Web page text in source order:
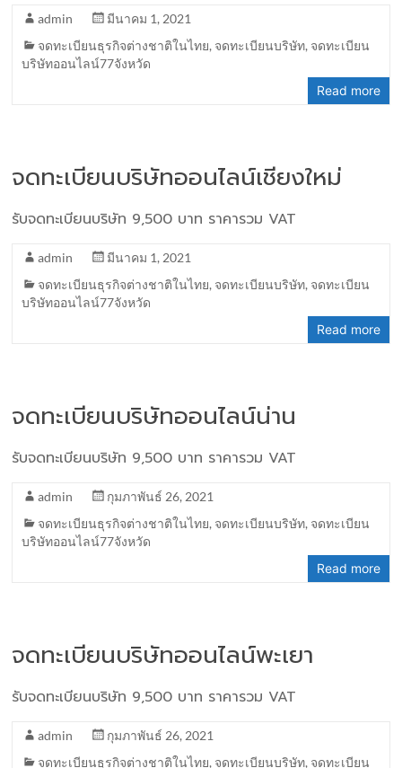
admin
มีนาคม 1, 2021
จดทะเบียนธุรกิจต่างชาติในไทย, จดทะเบียนบริษัท, จดทะเบียน
บริษัทออนไลน์77จังหวัด
Read more
จดทะเบียนบริษัทออนไลน์เชียงใหม่
รับจดทะเบียนบริษัท 9,500 บาท ราคารวม VAT
admin
มีนาคม 1, 2021
จดทะเบียนธุรกิจต่างชาติในไทย, จดทะเบียนบริษัท, จดทะเบียน
บริษัทออนไลน์77จังหวัด
Read more
จดทะเบียนบริษัทออนไลน์น่าน
รับจดทะเบียนบริษัท 9,500 บาท ราคารวม VAT
admin
กุมภาพันธ์ 26, 2021
จดทะเบียนธุรกิจต่างชาติในไทย, จดทะเบียนบริษัท, จดทะเบียน
บริษัทออนไลน์77จังหวัด
Read more
จดทะเบียนบริษัทออนไลน์พะเยา
รับจดทะเบียนบริษัท 9,500 บาท ราคารวม VAT
admin
กุมภาพันธ์ 26, 2021
จดทะเบียนธุรกิจต่างชาติในไทย, จดทะเบียนบริษัท, จดทะเบียน